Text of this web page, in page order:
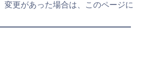
変更があった場合は、このページに